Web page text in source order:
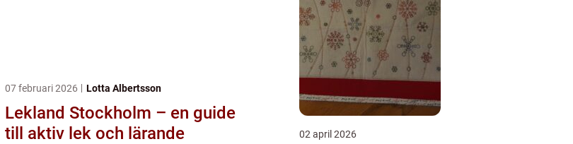
07 februari 2026 Lotta Albertsson
Lekland Stockholm – en guide
till aktiv lek och lärande
02 april 2026